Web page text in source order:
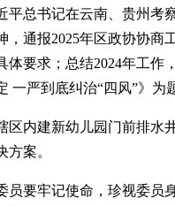
总书记在云南、贵州考
，通报2025年区政协协
体要求；总结2024年工作
一严到底纠治“四风”》为
内建新幼儿园门前排水
案。
要牢记使命，珍视委员